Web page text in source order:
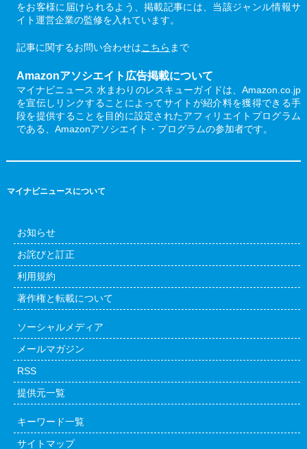
をお客様に届けられるよう、掲載記事には、当該ジャンル情報サ
イト運営企業の監修を入れています。
記事に関するお問い合わせはこちら まで
Amazonアソシエイト広告掲載について
マイナビニュース 水まわりのレスキューガイドは、Amazon.co.jp
を宣伝しリンクすることによってサイトが紹介料を獲得できる手
段を提供することを目的に設定されたアフィリエイトプログラム
である、Amazonアソシエイト・プログラムの参加者です。
マイナビニュースについて
お知らせ
お詫びと訂正
利用規約
著作権と転載について
ソーシャルメディア
メールマガジン
RSS
提供元一覧
キーワード一覧
サイトマップ